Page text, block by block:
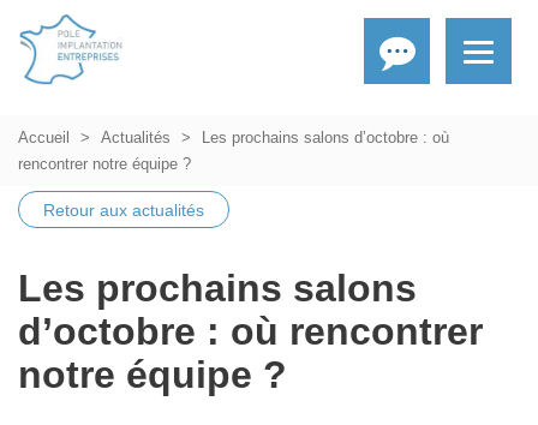
Accueil Actualités
Les prochains salons d’octobre : où
rencontrer notre équipe ?
Retour aux actualités
Les prochains salons
d’octobre : où rencontrer
notre équipe ?